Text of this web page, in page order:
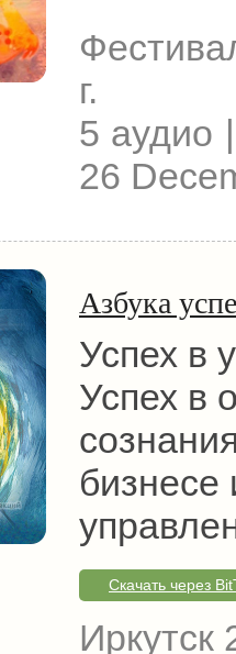
г.
5 аудио
26
Азбука
Успех в
Успех в
бизнесе
Скачать через
Иркутск